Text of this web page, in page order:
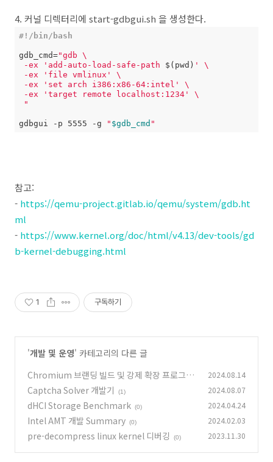
4. 커널 디렉터리에 start-gdbgui.sh 을 생성한다.
#!/bin/bash
gdb_cmd="gdb \
-ex 'add-auto-load-safe-path $(pwd) ' \
"
gdbgui -p 5555 -g " $gdb_cmd "
참고:
- https://qemu-project.gitlab.io/qemu/system/gdb.ht
ml
- https://www.kernel.org/doc/html/v4.13/dev-tools/gd
b-kernel-debugging.html
1 구독하기
'개발 및 운영' 카테고리의 다른 글
Chromium 브랜딩 빌드 및 강제 확장 프로그램
설치 개발 (0)
2024.08.14
Captcha Solver 개발기 (1) 2024.08.07
dHCI Storage Benchmark (0) 2024.04.24
Intel AMT 개발 Summary (0) 2024.02.03
pre-decompress linux kernel 디버깅 (0) 2023.11.30